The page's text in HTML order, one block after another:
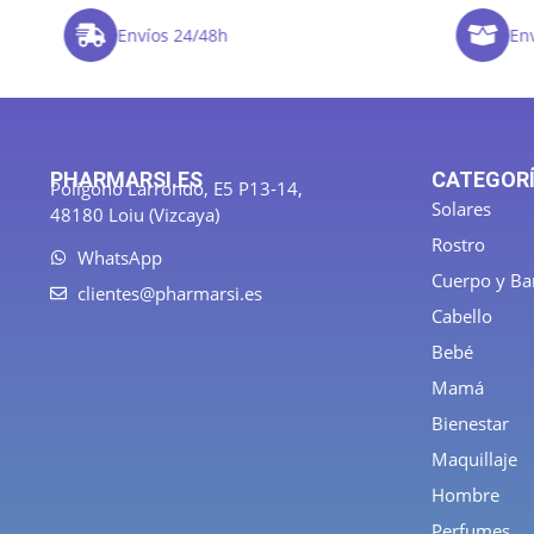
Envíos 24/48h
PHARMARSI.ES
Polígono Larrondo, E5 P13-14,
48180 Loiu (Vizcaya)
WhatsApp
clientes@pharmarsi.es
Solares
Rostro
Cuerpo y
Cabello
Bebé
Mamá
Bienestar
Maquillaje
Hombre